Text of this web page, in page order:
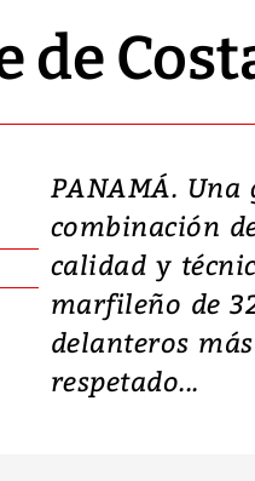
de
PANAMÁ. Una
combinación
calidad y
marfileño de
delanteros
respetado...
Video:
en